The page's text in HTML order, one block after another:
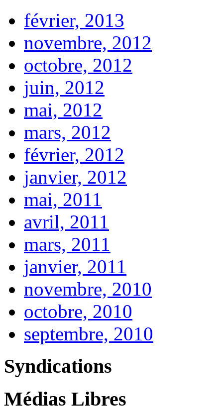
février, 2013
novembre, 2012
octobre, 2012
juin, 2012
mai, 2012
mars, 2012
février, 2012
janvier, 2012
mai, 2011
avril, 2011
mars, 2011
janvier, 2011
novembre, 2010
octobre, 2010
septembre, 2010
Syndications
Médias Libres